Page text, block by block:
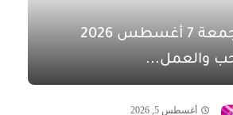
أبراج اليوم الجمعة 7 أغسطس 2026
والعمل...
أغسطس 5, 2026